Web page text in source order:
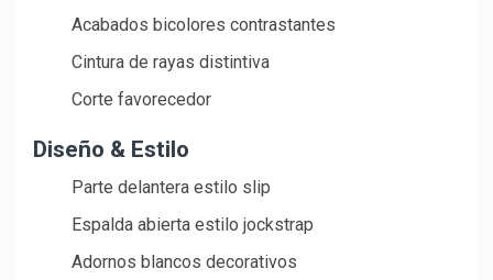
Acabados bicolores contrastantes
Cintura de rayas distintiva
Corte favorecedor
Diseño & Estilo
Parte delantera estilo slip
Espalda abierta estilo jockstrap
Adornos blancos decorativos